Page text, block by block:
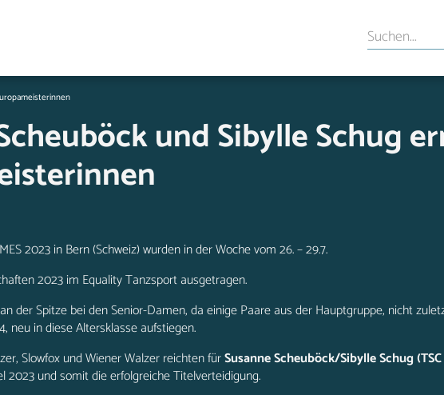
und Sibylle Schug
2023in Bern (Schweiz) wurden in der Woche vom 26. – 29.7.
2023 im Equality Tanzsportausgetragen.
der Spitze bei den Senior-Damen, da einige Paare aus der Hauptgruppe, nicht
neu in diese Altersklasse aufstiegen.
Slowfox und Wiener Walzer reichten fürSusanne Scheuböck/Sibylle Schug
2023 und somit die erfolgreiche Titelverteidigung.